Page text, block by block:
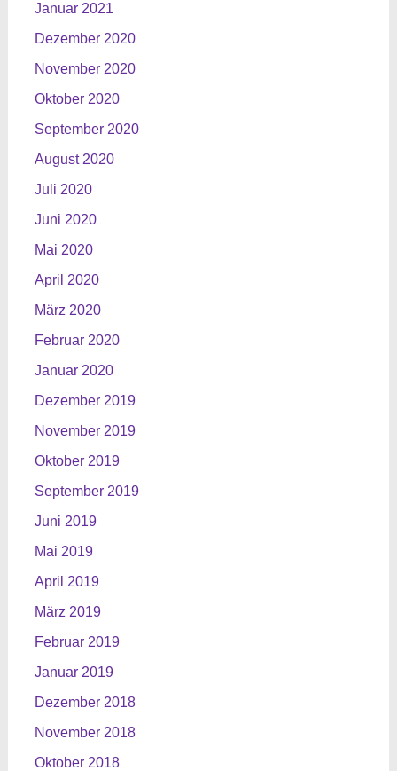
Januar 2021
Dezember 2020
November 2020
Oktober 2020
September 2020
August 2020
Juli 2020
Juni 2020
Mai 2020
April 2020
März 2020
Februar 2020
Januar 2020
Dezember 2019
November 2019
Oktober 2019
September 2019
Juni 2019
Mai 2019
April 2019
März 2019
Februar 2019
Januar 2019
Dezember 2018
November 2018
Oktober 2018